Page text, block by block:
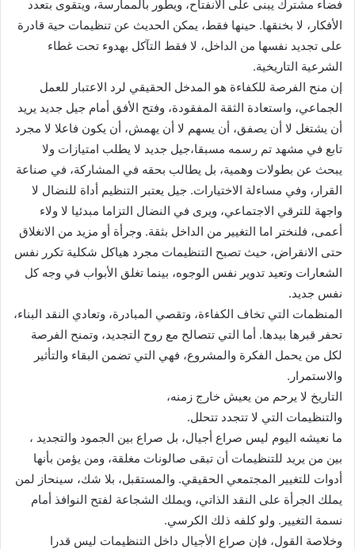
فضاء مشترك يبنى على الانفتاح، ويطور بالممارسة، ويتقوى بتعدد
الأفكار، لا بخنقها. حينها فقط، يمكن الحديث عن تنظيمات حية قادرة
على تجديد نفسها من الداخل، لا فقط التآكل بهدوء تحت غطاء
الشرعية التاريخية.
إن منح الفرصة للكفاءة هو المدخل الحقيقي لرد الاعتبار للعمل
الجماعي، واستعادة الثقة المفقودة، وفتح الأفق أمام جيل جديد يريد
أن يشتغل لا أن يصفق، أن يسهم لا أن يهمش، أن يكون فاعلا لا مجرد
تابع في مشهد تم رسمه مسبقا،جيل جديد لا يطلب امتيازات ولا
يبحث عن بطولات وهمية، بل يطالب بحقه في المشاركة، في صناعة
القرار، وفي مساءلة الاختيارات. جيل يعتبر التنظيم أداة للنضال لا
واجهة للترقي الاجتماعي، ويرى في النضال التزاما مبدئيا لا ولاء
أعمى، فلنختر اما التغيير من الداخل بثقة. وجرأة أو مزيد من الانغلاق
حتى الانقراض، حيث تصبح التنظيمات مجرد هياكل شكلية تكرر نفس
الشعارات وتعيد تدوير نفس الوجوه، بينما تغلق الأبواب في وجه كل
نفس جديد.
المنظمات التي تخاف الكفاءة، وتقصي المبادرة، وتعادي النقد البناء،
تحفر قبرها بيدها. أما التي تتصالح مع روح التجديد، وتمنح الفرصة
لكل من يحمل الفكرة والمشروع، فهي التي تضمن البقاء والتأثير
والاستمرار.
التاريخ لا يرحم من يعيش خارج زمنه،
والتنظيمات التي لا تتجدد تتحلل.
ما نعيشه اليوم ليس صراع أجيال، بل صراع بين الجمود والتجديد ،
بين من يريد للتنظيمات أن تبقى صالونات مغلقة، ومن يؤمن بأنها
أدوات للتغيير المجتمعي الحقيقي. والمستقبل، بلا شك، سينحاز لمن
يملك الجرأة على النقد الذاتي، ويملك الشجاعة لفتح النوافذ أمام
نسمة التغيير. ولو كلفه ذلك الكرسي.
وخلاصة القول، فإن صراع الأجيال داخل التنظيمات ليس قدرا